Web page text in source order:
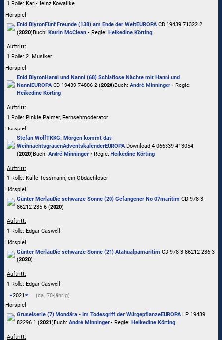
1 Rolle: Karl-Heinz Kowallke
Hörspiel
Enid BlytonFünf Freunde (138) am Ende der WeltEUROPACD 19439 71322 2
(2020)Buch: Katrin McClean • Regie: Heikedine Körting
Auftritt:
1 Rolle: 2. Musiker
Hörspiel
Enid BlytonHanni und Nanni (68) Schlaflose Nächte mit Hanni und
NanniEUROPACD 19439 74886 2 (2020)Buch: André Minninger • Regie:
Heikedine Körting
Auftritt:
1 Rolle: Pinkie Palmer, Fernsehmoderator
Hörspiel
Stefan WolfTKKG: Morgen kommt das
WeihnachtsgrauenAdventskalenderEUROPADownload 4 066339 413054
(2020)Buch: André Minninger • Regie: Heikedine Körting
Auftritt:
1 Rolle: Kalle Tessmann, ein Obdachloser
Hörspiel
Günter MerlauDie schwarze Sonne (20) Gefangener No 07maritim CD 978-3-
86212-235-6 (2020)
Auftritt:
1 Rolle: Edgar Caswell
Hörspiel
Günter MerlauDie schwarze Sonne (21) Atahualpamaritim CD 978-3-86212-236-3
(2020)
Auftritt:
1 Rolle: Edgar Caswell
2021
(ca. 70-jährig)
Hörspiel
Gruselserie (7) Mondära - Im Todesgriff der WürgepflanzeEUROPALP 19439
82296 1 (2021)Buch: André Minninger • Regie: Heikedine Körting
Auftritt: